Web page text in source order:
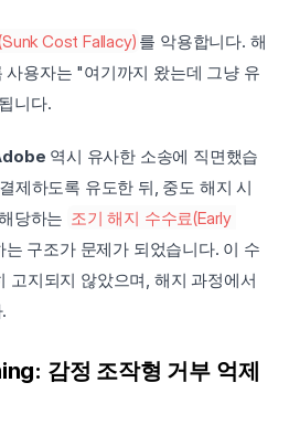
Cost Fallacy) 를 악용합니다. 해
사용자는 "여기까지 왔는데 그냥 유
니다.
역시 유사한 소송에 직면했습
제하도록 유도한 뒤, 중도 해지 시
당하는 조기 해지 수수료(Early
는 구조가 문제가 되었습니다. 이 수
고지되지 않았으며, 해지 과정에서
감정 조작형 거부 억제